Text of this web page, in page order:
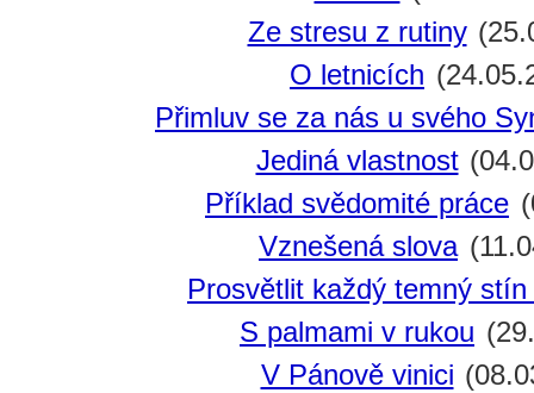
Ze stresu z rutiny
O letnicích
Přimluv se za nás u svého
Jediná vlastnost
Příklad svědomité práce
Vznešená slova
Prosvětlit každý temný stín
S palmami v rukou
V Pánově vinici